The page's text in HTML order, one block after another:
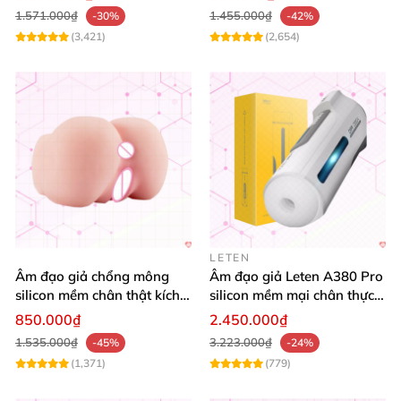
1.571.000₫
-30%
(3,421)
1.455.000₫
-42%
(2,654)
Âm đạo giả chổng mông
silicon mềm chân thật kích
thích cực phê
850.000₫
1.535.000₫
-45%
(1,371)
LETEN
Âm đạo giả Leten A380 Pro
silicon mềm mại chân thực
tăng hưng phấn
2.450.000₫
3.223.000₫
-24%
(779)